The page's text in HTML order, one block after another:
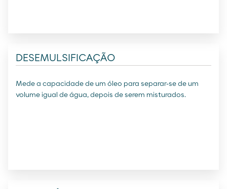
DESEMULSIFICAÇÃO
Mede a capacidade de um óleo para separar-se de um
volume igual de água, depois de serem misturados.